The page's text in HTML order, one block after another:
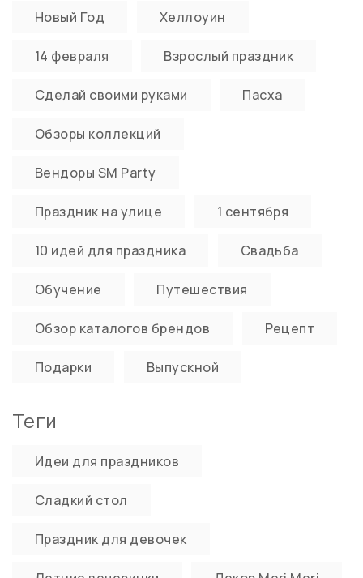
Новый Год Хеллоуин
14 февраля Взрослый праздник
Сделай своими руками Пасха
Обзоры коллекций
Вендоры SM Party
Праздник на улице 1 сентября
10 идей для праздника Свадьба
Обучение Путешествия
Обзор каталогов брендов Рецепт
Подарки Выпускной
Теги
Идеи для праздников
Сладкий стол
Праздник для девочек